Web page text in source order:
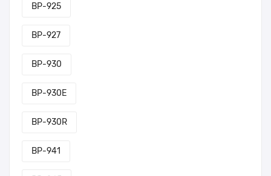
BP-925
BP-927
BP-930
BP-930E
BP-930R
BP-941